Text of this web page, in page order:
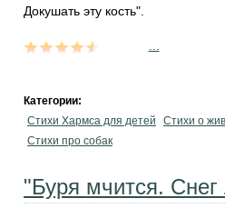
Докушать эту кость".
Категории:
Стихи Хармса для детей
Стихи о
Стихи про собак
"Буря мчится. Снег